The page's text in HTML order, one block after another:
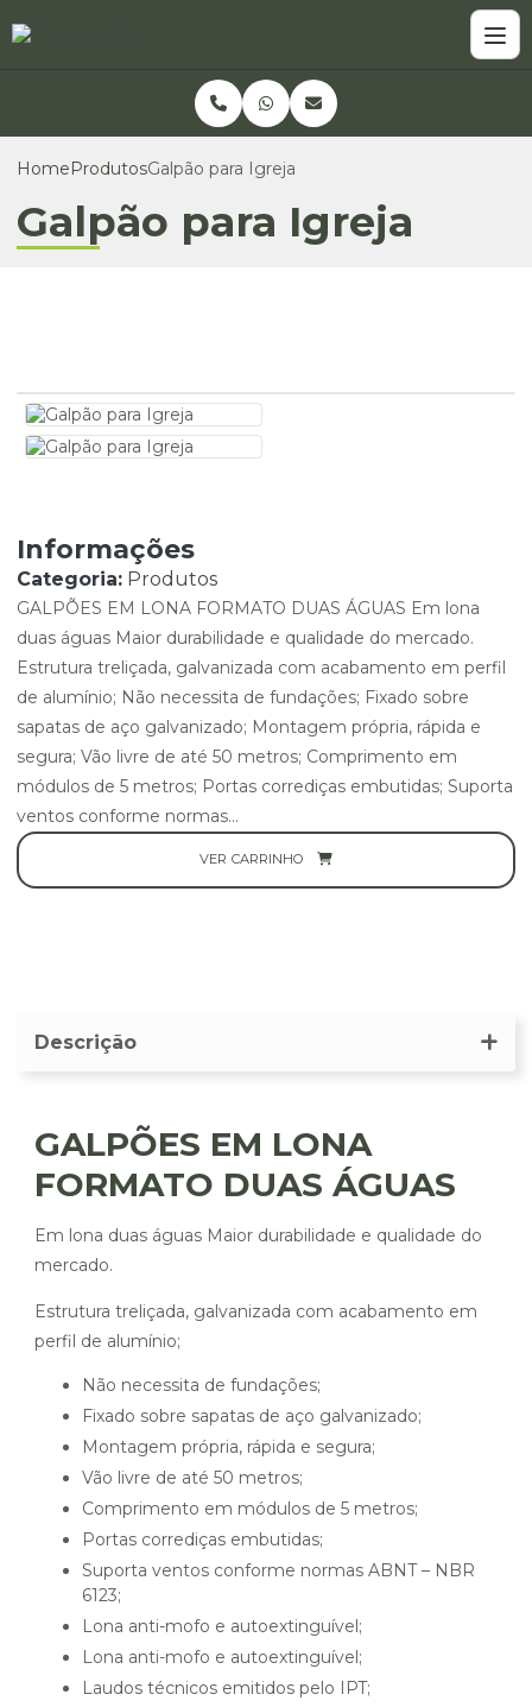
HomeProdutosGalpão para Igreja
Galpão para Igreja
Informações
Categoria: Produtos
GALPÕES EM LONA FORMATO DUAS ÁGUAS Em lona
duas águas Maior durabilidade e qualidade do mercado.
Estrutura treliçada, galvanizada com acabamento em perfil
de alumínio; Não necessita de fundações; Fixado sobre
sapatas de aço galvanizado; Montagem própria, rápida e
segura; Vão livre de até 50 metros; Comprimento em
módulos de 5 metros; Portas corrediças embutidas; Suporta
ventos conforme normas...
VER CARRINHO
Descrição
GALPÕES EM LONA
FORMATO DUAS ÁGUAS
Em lona duas águas Maior durabilidade e qualidade do
mercado.
Estrutura treliçada, galvanizada com acabamento em
perfil de alumínio;
Não necessita de fundações;
Fixado sobre sapatas de aço galvanizado;
Montagem própria, rápida e segura;
Vão livre de até 50 metros;
Comprimento em módulos de 5 metros;
Portas corrediças embutidas;
Suporta ventos conforme normas ABNT – NBR
6123;
Lona anti-mofo e autoextinguível;
Lona anti-mofo e autoextinguível;
Laudos técnicos emitidos pelo IPT;